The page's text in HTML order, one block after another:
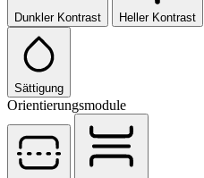
Dunkler Kontrast Heller Kontrast
Sättigung
Orientierungsmodule